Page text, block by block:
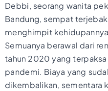
Debbi, seorang wanita
Bandung, sempat
menghimpit
Semuanya berawal dari
tahun 2020 yang
pandemi. Biaya yang
dikembalikan, sementara